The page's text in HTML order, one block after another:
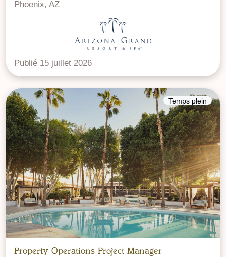
Phoenix, AZ
Publié 15 juillet 2026
Temps plein
Property Operations Project Manager